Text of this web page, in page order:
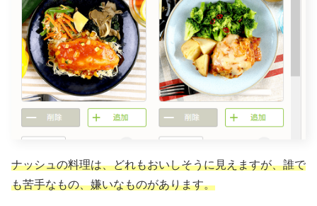
ナッシュの料理は、どれもおいしそうに見えますが、誰で
も苦手なもの、嫌いなものがあります。